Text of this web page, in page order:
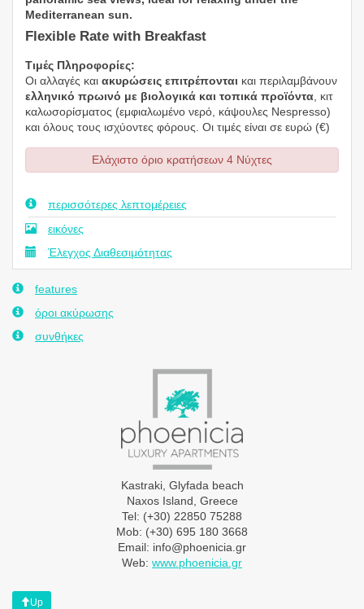
Mediterranean sun.
Flexible Rate with Breakfast
Τιμές Πληροφορίες:
Οι αλλαγές και ακυρώσεις επιτρέπονται και περιλαμβάνουν
ελληνικό πρωινό με βιολογικά και τοπικά προϊόντα , κιτ
καλωσορίσματος (εμφιαλωμένο νερό, κάψουλες Nespresso)
και όλους τους ισχύοντες φόρους. Οι τιμές είναι σε ευρώ (€)
Ελάχιστο όριο κρατήσεων 4 Νύχτες
περισσότερες λεπτομέρειες
εικόνες
Έλεγχος Διαθεσιμότητας
features
όροι ακύρωσης
συνθήκες
Kastraki, Glyfada beach
Naxos Island, Greece
Tel: (+30) 22850 75288
Mob: (+30) 695 180 3668
Email: info@phoenicia.gr
Web: www.phoenicia.gr
Up